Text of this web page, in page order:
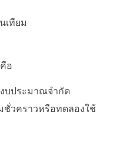
เทียม
อ
บประมาณจำกัด
ชั่วคราวหรือทดลองใช้